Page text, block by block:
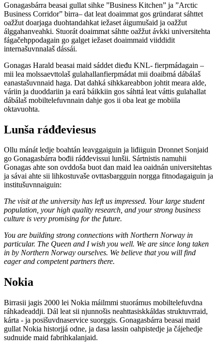
Gonagasbárra beasai gullat sihke ”Business Kitchen” ja ”Arctic
Business Corridor” birra– dat leat doaimmat gos gründarat sáhttet
oažžut doarjaga duohtandahkat iežaset áigumušaid ja oažžut
álggahanveahki. Stuorát doaimmat sáhtte oažžut ávkki universitehta
fágačehppodagain go galget iežaset doaimmaid viiddidit
internašuvnnalaš dássái.
Gonagas Harald beasai maid sáddet dieđu KNL- fierpmádagain –
mii lea molssaevttolaš gulahallanfierpmádat mii doaibmá dábálaš
eanastašuvnnaid haga. Dat dahká sihkkareabbon johtit meara alde,
váriin ja duoddariin ja eará báikkiin gos sáhttá leat váttis gulahallat
dábálaš mobiltelefuvnnain dahje gos ii oba leat ge mobiila
oktavuohta.
Lunša ráđđeviesus
Ollu mánát ledje boahtán leavggaiguin ja liđiiguin Dronnet Sonjaid
go Gonagasbárra bođii ráđđevissui lunšii. Sártnistis namuhii
Gonagas ahte son ovddoša buot dan maid lea oaidnán universitehtas
ja sávai ahte sii lihkostuvaše ovttasbargguin norgga fitnodagaiguin ja
institušuvnnaiguin:
The visit at the university has left us impressed. Your large student
population, your high quality research, and your strong business
culture is very promising for the future.
You are building strong connections with Northern Norway in
particular. The Queen and I wish you well. We are since long taken
in by Northern Norway ourselves. We believe that you will find
eager and competent partners there.
Nokia
Birrasii jagis 2000 lei Nokia máilmmi stuorámus mobiltelefuvdna
ráhkadeaddji. Dál leat sii njunnošis neahttasiskkáldas struktuvrraid,
kárta - ja posišuvdnaservice suorggis. Gonagasbárra beasai maid
gullat Nokia historjjá odne, ja dasa lassin oahpistedje ja čájehedje
sudnuide maid fabrihkalanjaid.